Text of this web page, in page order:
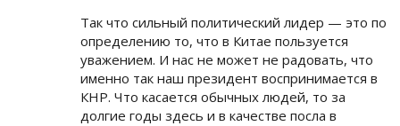
Так что сильный политический лидер — это по
определению то, что в Китае пользуется
уважением. И нас не может не радовать, что
именно так наш президент воспринимается в
КНР. Что касается обычных людей, то за
долгие годы здесь и в качестве посла в